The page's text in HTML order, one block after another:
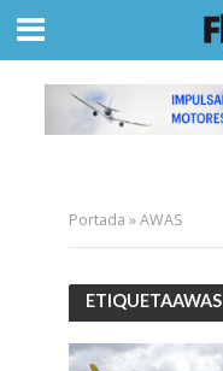
Portada »AWAS
ETIQUETAAWAS